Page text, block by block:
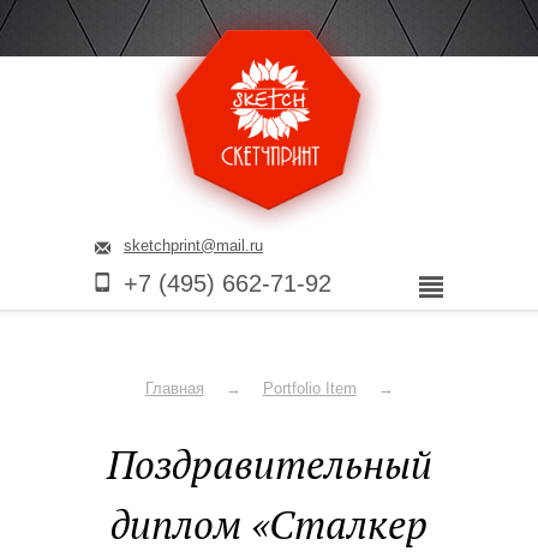
sketchprint@mail.ru
+7 (495) 662-71-92
Наши
работы
Главная Portfolio Item
Поздравительный
диплом «Сталкер